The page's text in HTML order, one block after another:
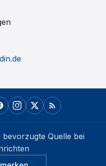
bevorzugte Quelle bei